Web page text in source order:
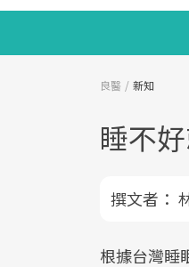
良醫 新知
睡不
撰文者：
根據台灣睡